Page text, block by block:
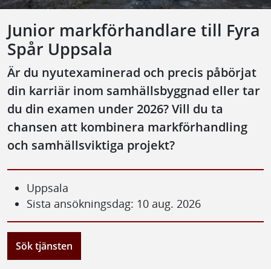
Junior markförhandlare till Fyra
Spår Uppsala
Är du nyutexaminerad och precis påbörjat
din karriär inom samhällsbyggnad eller tar
du din examen under 2026? Vill du ta
chansen att kombinera markförhandling
och samhällsviktiga projekt?
Uppsala
Sista ansökningsdag: 10 aug. 2026
Sök tjänsten